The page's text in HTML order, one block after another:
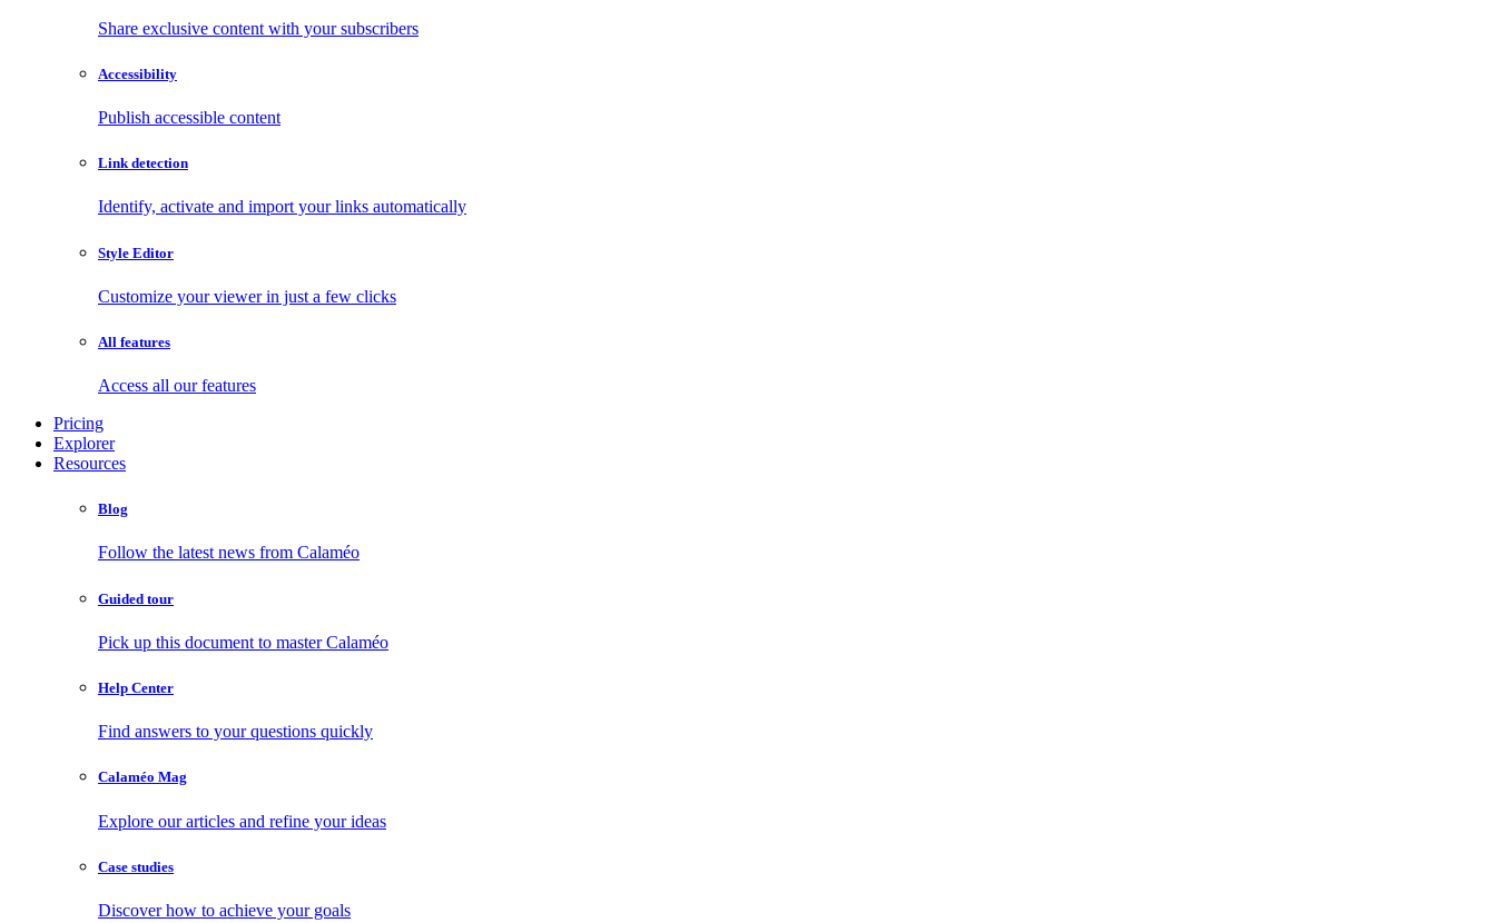
Share exclusive content with your subscribers
Accessibility
Publish accessible content
Link detection
Identify, activate and import your links automatically
Style Editor
Customize your viewer in just a few clicks
All features
Access all our features
Pricing
Explorer
Resources
Blog
Follow the latest news from Calaméo
Guided tour
Pick up this document to master Calaméo
Help Center
Find answers to your questions quickly
Calaméo Mag
Explore our articles and refine your ideas
Case studies
Discover how to achieve your goals